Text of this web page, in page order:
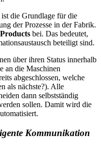
die Grundlage für die
der Prozesse in der Fabrik.
bei. Das bedeutet,
beteiligt sind.
über ihren Status innerhalb
an die Maschinen
abgeschlossen, welche
als nächste?). Alle
dann selbstständig
sollen. Damit wird die
Kommunikation